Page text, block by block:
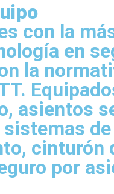
con la
en
la
asientos
sistemas de
cinturón
por